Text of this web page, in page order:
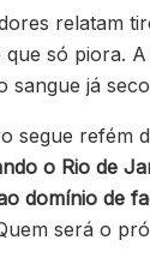
relatam
só piora.
sangue já
segue refém
o Rio de
domínio de
será o